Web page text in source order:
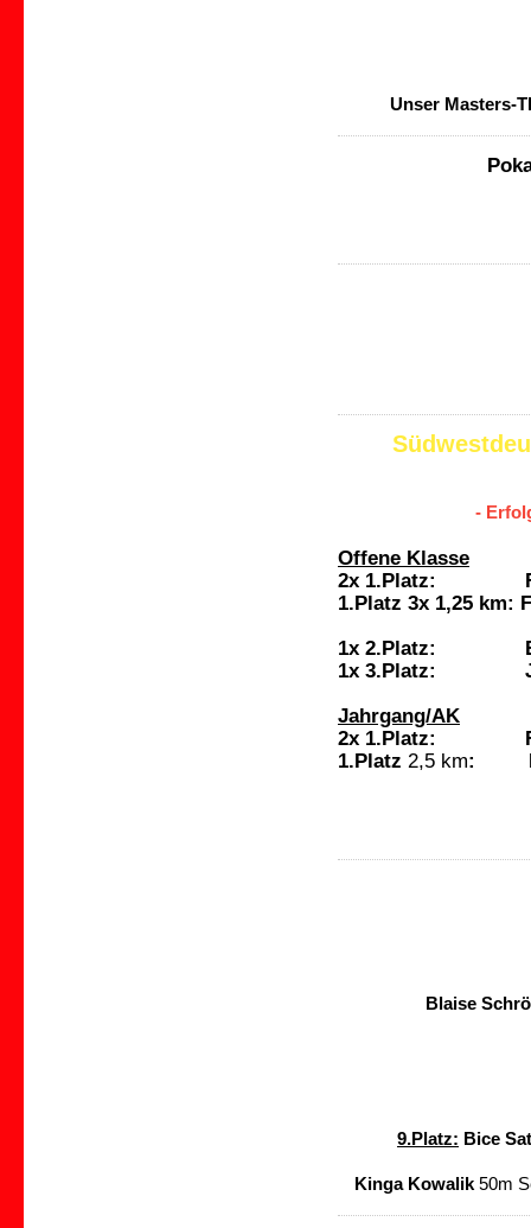
Unser Masters-
-
Offene Klasse
2x 1.Platz:
1.Platz 3x 1,25
1x 2.Platz:
1x 3.Platz:
Jahrgang/AK
2x 1.Platz:
1.Platz 2,5 km:
Blaise
9.Platz: Bice
Kinga Kowalik 50m